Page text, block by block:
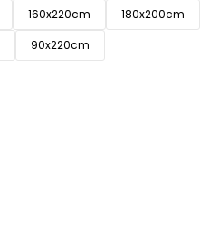
160x220cm
180x200cm
90x220cm